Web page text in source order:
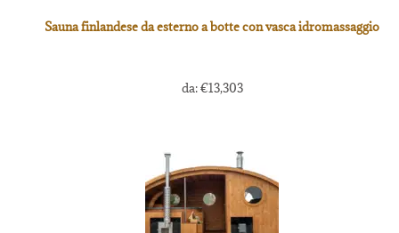
Sauna finlandese da esterno a botte con vasca idromassaggio
da:€13,303